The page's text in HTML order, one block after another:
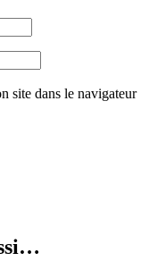
site dans le navigateur